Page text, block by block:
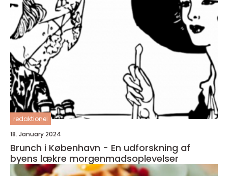
redaktionel
18. January 2024
Brunch i København - En udforskning af
byens lækre morgenmadsoplevelser